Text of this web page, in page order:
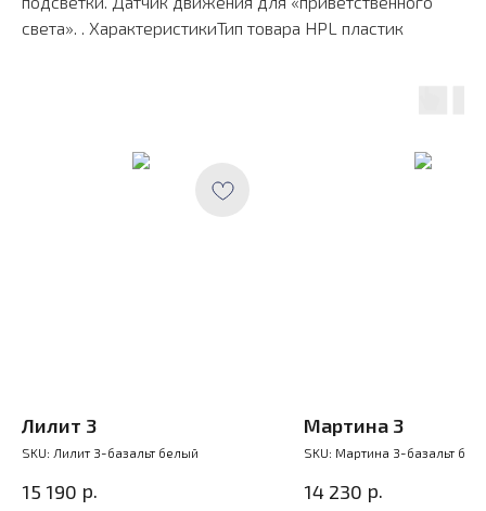
света». . ХарактеристикиТип товара HPL пластик
Лилит 3
SKU: Лилит 3-базальт белый
15 190 р.
Мартина 3
SKU: Мартина 3-базальт
14 230 р.